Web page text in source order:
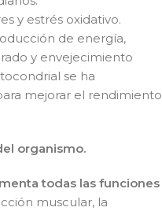
y estrés oxidativo.
de energía,
y envejecimiento
se ha
mejorar el rendimiento
organismo.
todas las funciones
muscular, la